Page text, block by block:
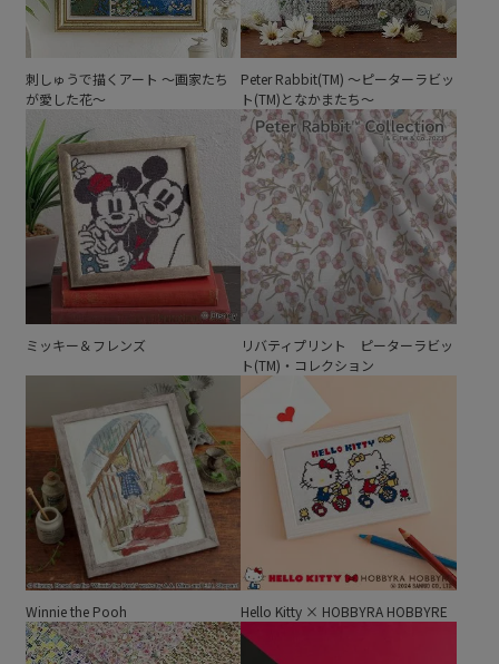
刺しゅうで描くアート ～画家たち
が愛した花～
Peter Rabbit(TM) ～ピーターラビッ
ト(TM)となかまたち～
ミッキー＆フレンズ
リバティプリント ピーターラビッ
ト(TM)・コレクション
Winnie the Pooh Hello Kitty × HOBBYRA HOBBYRE